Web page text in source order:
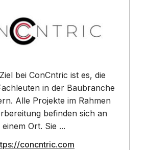
bei ConCntric ist es, die
in der Baubranche
Alle Projekte im Rahmen
befinden sich an
einem Ort. Sie ...
concntric.com